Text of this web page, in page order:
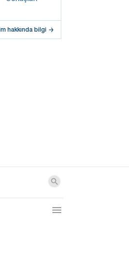
hakkında bilgi